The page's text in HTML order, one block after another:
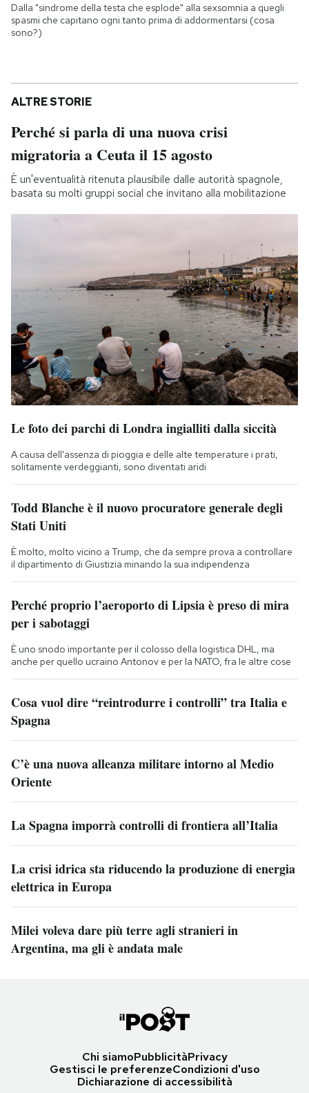
Dalla "sindrome della testa che esplode" alla sexsomnia a quegli
spasmi che capitano ogni tanto prima di addormentarsi (cosa
sono?)
ALTRE STORIE
Perché si parla di una nuova crisi
migratoria a Ceuta il 15 agosto
È un'eventualità ritenuta plausibile dalle autorità spagnole,
basata su molti gruppi social che invitano alla mobilitazione
Le foto dei parchi di Londra ingialliti dalla siccità
A causa dell'assenza di pioggia e delle alte temperature i prati,
solitamente verdeggianti, sono diventati aridi
Todd Blanche è il nuovo procuratore generale degli
Stati Uniti
È molto, molto vicino a Trump, che da sempre prova a controllare
il dipartimento di Giustizia minando la sua indipendenza
Perché proprio l’aeroporto di Lipsia è preso di mira
per i sabotaggi
È uno snodo importante per il colosso della logistica DHL, ma
anche per quello ucraino Antonov e per la NATO, fra le altre cose
Cosa vuol dire “reintrodurre i controlli” tra Italia e
Spagna
C’è una nuova alleanza militare intorno al Medio
Oriente
La Spagna imporrà controlli di frontiera all’Italia
La crisi idrica sta riducendo la produzione di energia
elettrica in Europa
Milei voleva dare più terre agli stranieri in
Argentina, ma gli è andata male
Chi siamoPubblicitàPrivacy
Gestisci le preferenzeCondizioni d'uso
Dichiarazione di accessibilità